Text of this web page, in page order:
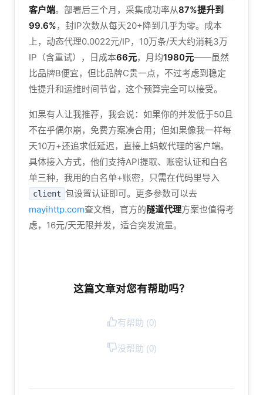
客户端。部署后三个月，采集成功率从87%提升到
99.6%，封IP次数从每天20+降到几乎为零。成本
上，动态代理0.0022元/IP，10万条/天大约消耗3万
IP（含重试），日成本66元，月均1980元——虽然
比品牌B便宜，但比品牌C贵一点，不过考虑到稳定
性提升和运维时间节省，这个预算完全可以接受。
如果有人让我推荐，我会说：如果你的并发低于50且
不在乎偶尔崩，免费方案凑合用；但如果像我一样每
天10万+还追求低延迟，直接上蚂蚁代理的客户端。
具体接入方式，他们支持API提取、账密认证和白名
单三种，我用的白名单+账密，只需在代码里导入
client 包设置认证即可。更多参数可以去
mayihttp.com查文档，官方的隧道代理方案也值得考
虑，16元/天无限并发，适合突发流量。
这篇文章对您有帮助吗？
有帮助 (0)
没帮助 (0)